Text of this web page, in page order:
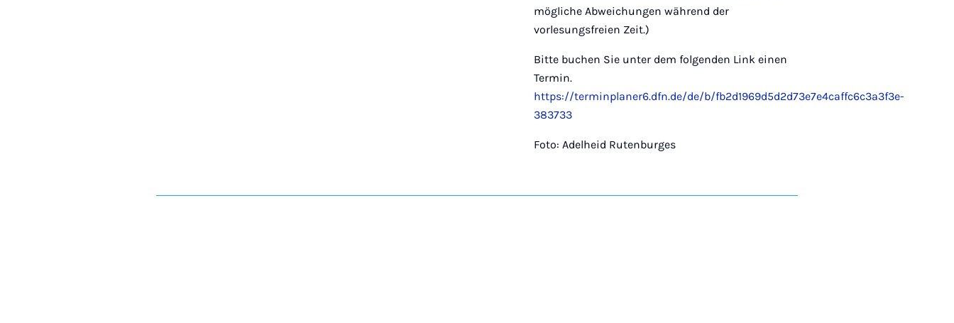
mögliche Abweichungen während der
vorlesungsfreien Zeit.)
Bitte buchen Sie unter dem folgenden Link einen
Termin.
https://terminplaner6.dfn.de/de/b/fb2d1969d5d2d73e7e4caffc6c3a3f3e-
383733
Foto: Adelheid Rutenburges